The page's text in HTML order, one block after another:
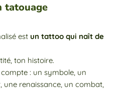
tatouage
est un tattoo qui naît de
ton histoire.
: un symbole, un
une renaissance, un combat,